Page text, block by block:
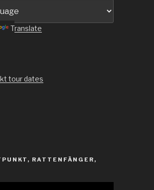
Translate
tour dates
RATTENFÄNGER,